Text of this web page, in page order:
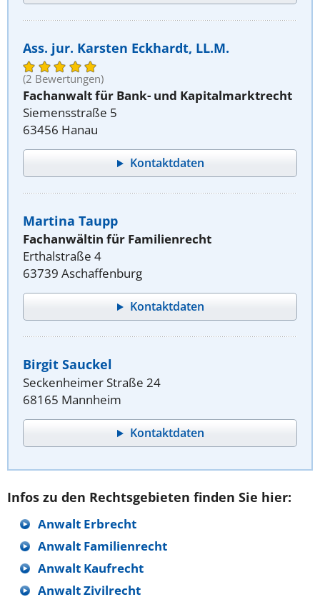
Ass. jur. Karsten Eckhardt, LL.M.
(2 Bewertungen)
Fachanwalt für Bank- und Kapitalmarktrecht
Siemensstraße 5
63456 Hanau
Kontaktdaten
Martina Taupp
Fachanwältin für Familienrecht
Erthalstraße 4
63739 Aschaffenburg
Kontaktdaten
Birgit Sauckel
Seckenheimer Straße 24
68165 Mannheim
Kontaktdaten
Infos zu den Rechtsgebieten finden Sie hier:
Anwalt Erbrecht
Anwalt Familienrecht
Anwalt Kaufrecht
Anwalt Zivilrecht